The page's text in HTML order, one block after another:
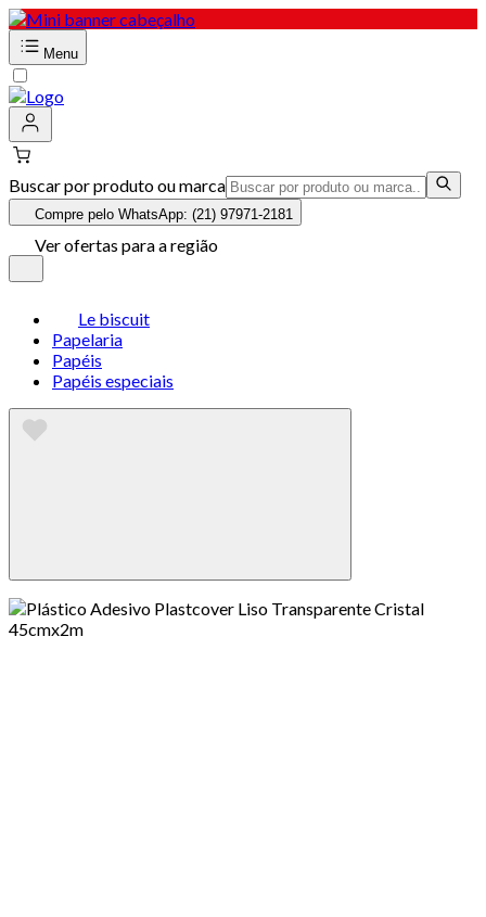
Menu
Buscar por produto ou marca
Compre pelo WhatsApp: (21) 97971-2181
Ver ofertas para a região
Le biscuit
Papelaria
Papéis
Papéis especiais